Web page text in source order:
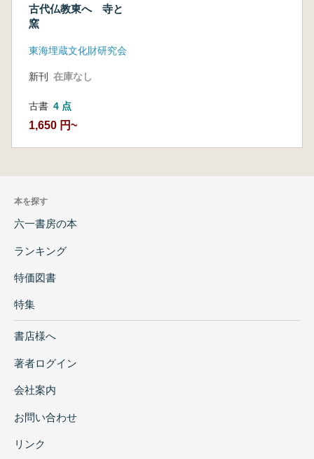
古代仏教東へ 寺と
窯
東海埋蔵文化財研究会
新刊 在庫なし
古書 4 点
1,650 円~
本を探す
六一書房の本
ランキング
特価図書
特集
書店様へ
著者ログイン
会社案内
お問い合わせ
リンク